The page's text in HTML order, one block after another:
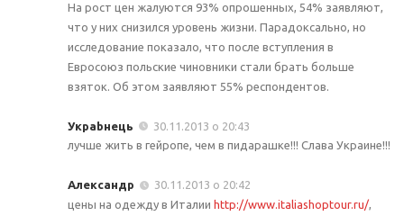
На рост цен жалуются 93% опрошенных, 54% заявляют,
что у них снизился уровень жизни. Парадоксально, но
исследование показало, что после вступления в
Евросоюз польские чиновники стали брать больше
взяток. Об этом заявляют 55% респондентов.
Украbнець
30.11.2013 о 20:43
лучше жить в гейропе, чем в пидарашке!!! Слава Украине!!!
Александр
30.11.2013 о 20:42
цены на одежду в Италии http://www.italiashoptour.ru/